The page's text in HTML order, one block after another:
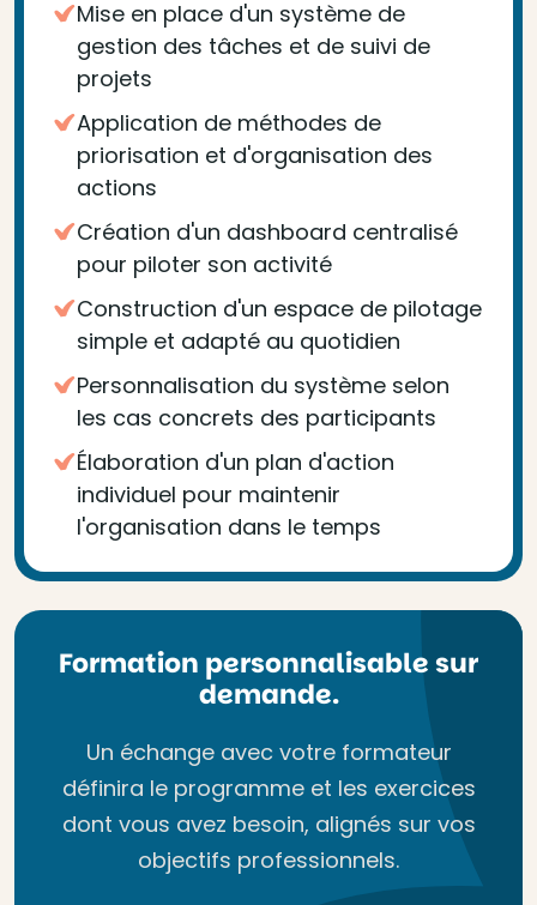
Mise en place d'un système de
gestion des tâches et de suivi de
projets
Application de méthodes de
priorisation et d'organisation des
actions
Création d'un dashboard centralisé
pour piloter son activité
Construction d'un espace de pilotage
simple et adapté au quotidien
Personnalisation du système selon
les cas concrets des participants
Élaboration d'un plan d'action
individuel pour maintenir
l'organisation dans le temps
Formation personnalisable sur
demande.
Un échange avec votre formateur
définira le programme et les exercices
dont vous avez besoin, alignés sur vos
objectifs professionnels.